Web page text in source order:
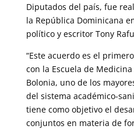
Diputados del país, fue
la República Dominicana
político y escritor Tony
“Este acuerdo es el
con la Escuela de
Bolonia, uno de los
del sistema académico-
tiene como objetivo el
conjuntos en materia de